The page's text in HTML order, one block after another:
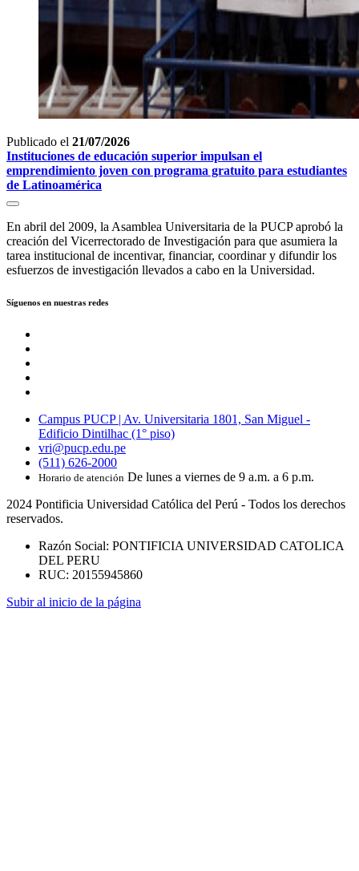
Publicado el 21/07/2026
Instituciones de educación superior impulsan el
emprendimiento joven con programa gratuito para estudiantes
de Latinoamérica
En abril del 2009, la Asamblea Universitaria de la PUCP aprobó la
creación del Vicerrectorado de Investigación para que asumiera la
tarea institucional de incentivar, financiar, coordinar y difundir los
esfuerzos de investigación llevados a cabo en la Universidad.
Síguenos en nuestras redes
Campus PUCP | Av. Universitaria 1801, San Miguel -
Edificio Dintilhac (1° piso)
vri@pucp.edu.pe
(511) 626-2000
Horario de atención De lunes a viernes de 9 a.m. a 6 p.m.
2024 Pontificia Universidad Católica del Perú - Todos los derechos
reservados.
Razón Social: PONTIFICIA UNIVERSIDAD CATOLICA
DEL PERU
RUC: 20155945860
Subir al inicio de la página